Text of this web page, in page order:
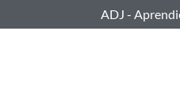
ADJ -